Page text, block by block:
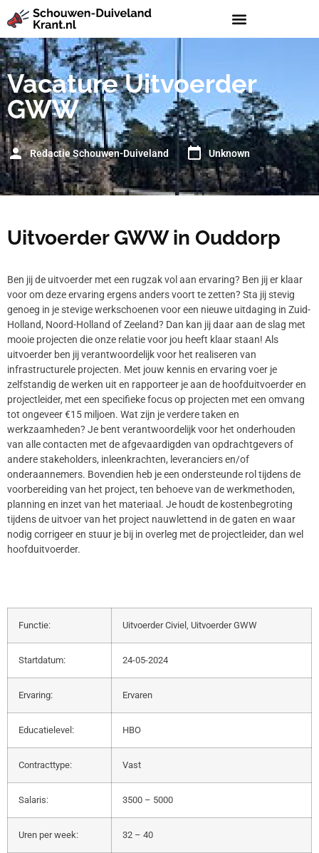
Vacature Uitvoerder
GWW
Redactie Schouwen-Duiveland Unknown
Uitvoerder GWW in Ouddorp
Ben jij de uitvoerder met een rugzak vol aan ervaring? Ben jij er klaar
voor om deze ervaring ergens anders voort te zetten? Sta jij stevig
genoeg in je stevige werkschoenen voor een nieuwe uitdaging in Zuid-
Holland, Noord-Holland of Zeeland? Dan kan jij daar aan de slag met
mooie projecten die onze relatie voor jou heeft klaar staan! Als
uitvoerder ben jij verantwoordelijk voor het realiseren van
infrastructurele projecten. Met jouw kennis en ervaring voer je
zelfstandig de werken uit en rapporteer je aan de hoofduitvoerder en
projectleider, met een specifieke focus op projecten met een omvang
tot ongeveer €15 miljoen. Wat zijn je verdere taken en
werkzaamheden? Je bent verantwoordelijk voor het onderhouden
van alle contacten met de afgevaardigden van opdrachtgevers of
andere stakeholders, inleenkrachten, leveranciers en/of
onderaannemers. Bovendien heb je een ondersteunde rol tijdens de
voorbereiding van het project, ten behoeve van de werkmethoden,
planning en inzet van het materiaal. Je houdt de kostenbegroting
tijdens de uitvoer van het project nauwlettend in de gaten en waar
nodig corrigeer en stuur je bij in overleg met de projectleider, dan wel
hoofduitvoerder.
Functie: Uitvoerder Civiel, Uitvoerder GWW
Startdatum: 24-05-2024
Ervaring: Ervaren
Educatielevel: HBO
Contracttype: Vast
Salaris: 3500 – 5000
Uren per week: 32 – 40